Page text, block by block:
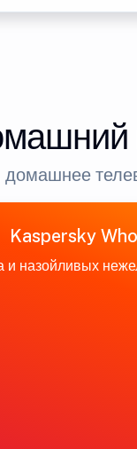
Kaspersky
и назойливых